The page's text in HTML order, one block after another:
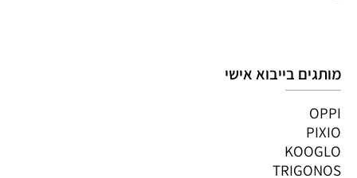
מותגים בייבוא אישי
OPPI
PIXIO
KOOGLO
TRIGONOS